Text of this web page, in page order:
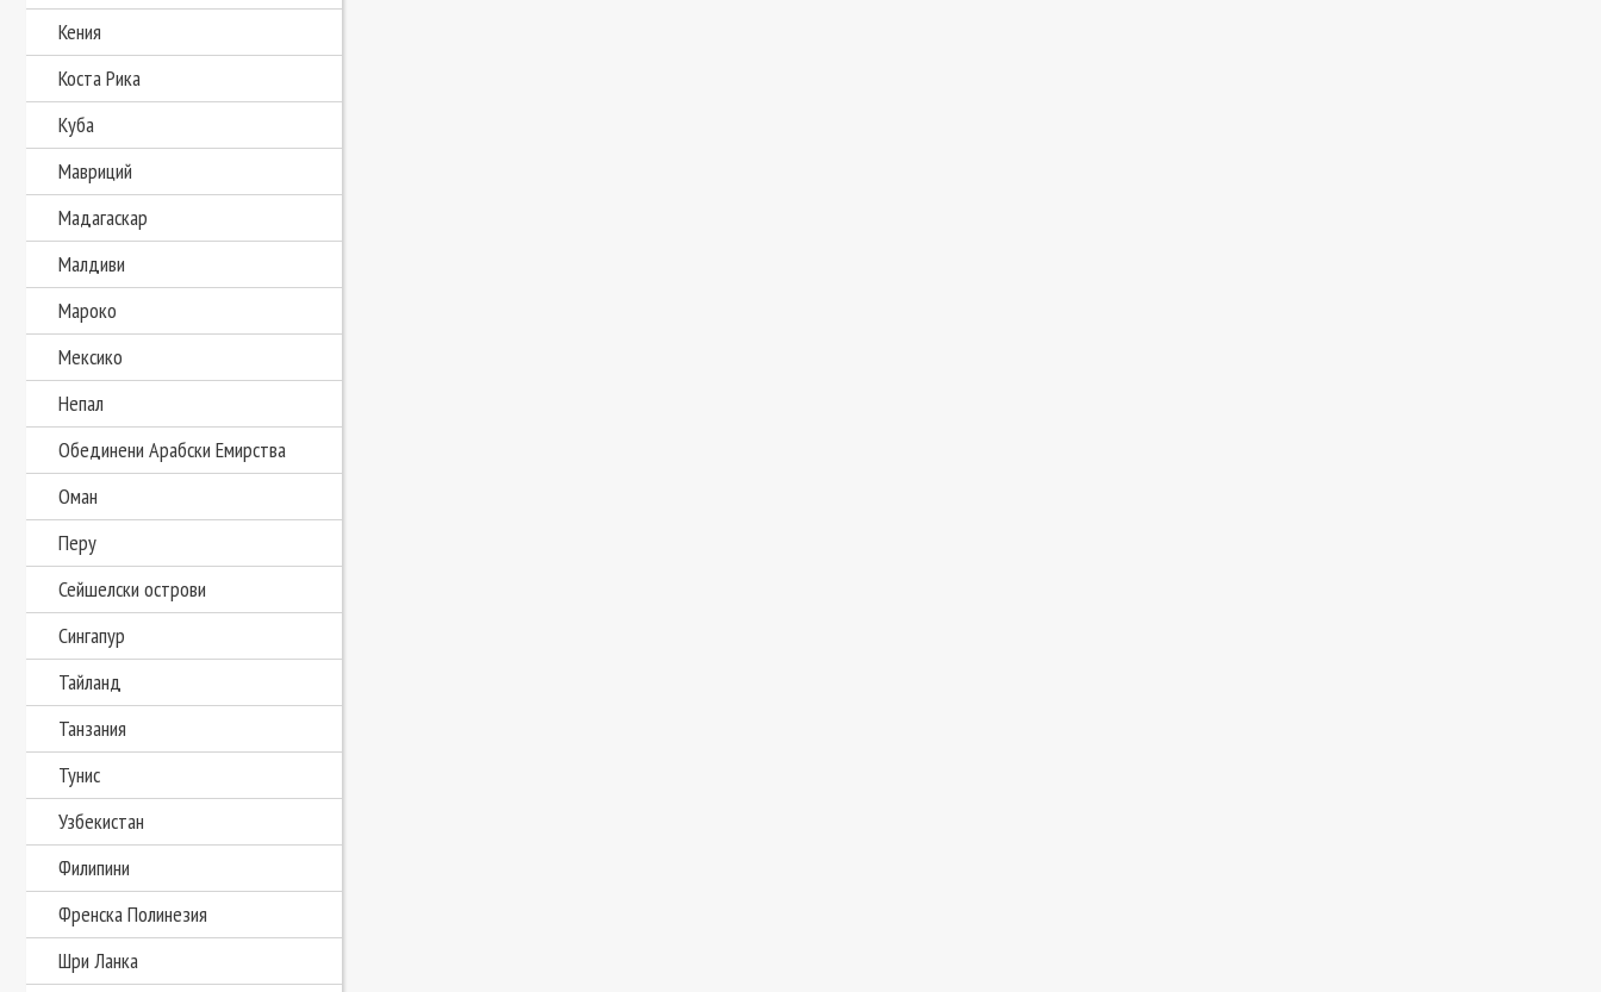
Кения
Коста Рика
Куба
Мавриций
Мадагаскар
Малдиви
Мароко
Мексико
Непал
Обединени Арабски Емирства
Оман
Перу
Сейшелски острови
Сингапур
Тайланд
Танзания
Тунис
Узбекистан
Филипини
Френска Полинезия
Шри Ланка